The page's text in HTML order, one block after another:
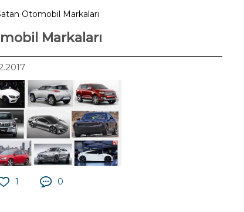
Otomobil Markaları
Markaları
1 0